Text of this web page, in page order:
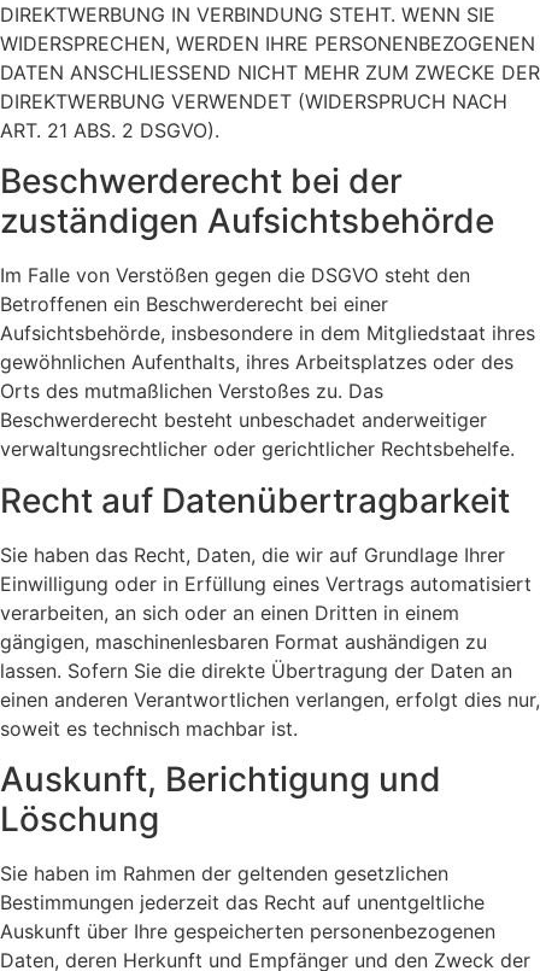
DIREKTWERBUNG IN VERBINDUNG STEHT. WENN SIE
WIDERSPRECHEN, WERDEN IHRE PERSONENBEZOGENEN
DATEN ANSCHLIESSEND NICHT MEHR ZUM ZWECKE DER
DIREKTWERBUNG VERWENDET (WIDERSPRUCH NACH
ART. 21 ABS. 2 DSGVO).
Beschwerde­recht bei der
zuständigen Aufsichts­behörde
Im Falle von Verstößen gegen die DSGVO steht den
Betroffenen ein Beschwerderecht bei einer
Aufsichtsbehörde, insbesondere in dem Mitgliedstaat ihres
gewöhnlichen Aufenthalts, ihres Arbeitsplatzes oder des
Orts des mutmaßlichen Verstoßes zu. Das
Beschwerderecht besteht unbeschadet anderweitiger
verwaltungsrechtlicher oder gerichtlicher Rechtsbehelfe.
Recht auf Daten­übertrag­barkeit
Sie haben das Recht, Daten, die wir auf Grundlage Ihrer
Einwilligung oder in Erfüllung eines Vertrags automatisiert
verarbeiten, an sich oder an einen Dritten in einem
gängigen, maschinenlesbaren Format aushändigen zu
lassen. Sofern Sie die direkte Übertragung der Daten an
einen anderen Verantwortlichen verlangen, erfolgt dies nur,
soweit es technisch machbar ist.
Auskunft, Berichtigung und
Löschung
Sie haben im Rahmen der geltenden gesetzlichen
Bestimmungen jederzeit das Recht auf unentgeltliche
Auskunft über Ihre gespeicherten personenbezogenen
Daten, deren Herkunft und Empfänger und den Zweck der